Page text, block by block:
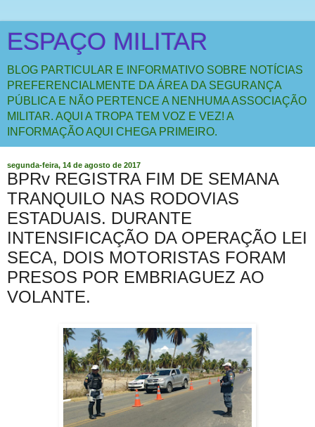
ESPAÇO MILITAR
BLOG PARTICULAR E INFORMATIVO SOBRE NOTÍCIAS
PREFERENCIALMENTE DA ÁREA DA SEGURANÇA
PÚBLICA E NÃO PERTENCE A NENHUMA ASSOCIAÇÃO
MILITAR. AQUI A TROPA TEM VOZ E VEZ! A
INFORMAÇÃO AQUI CHEGA PRIMEIRO.
segunda-feira, 14 de agosto de 2017
BPRv REGISTRA FIM DE SEMANA
TRANQUILO NAS RODOVIAS
ESTADUAIS. DURANTE
INTENSIFICAÇÃO DA OPERAÇÃO LEI
SECA, DOIS MOTORISTAS FORAM
PRESOS POR EMBRIAGUEZ AO
VOLANTE.